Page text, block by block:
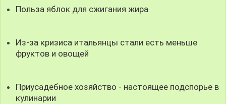
Польза яблок для сжигания жира
Из-за кризиса итальянцы стали есть меньше
фруктов и овощей
Приусадебное хозяйство - настоящее подспорье в
кулинарии